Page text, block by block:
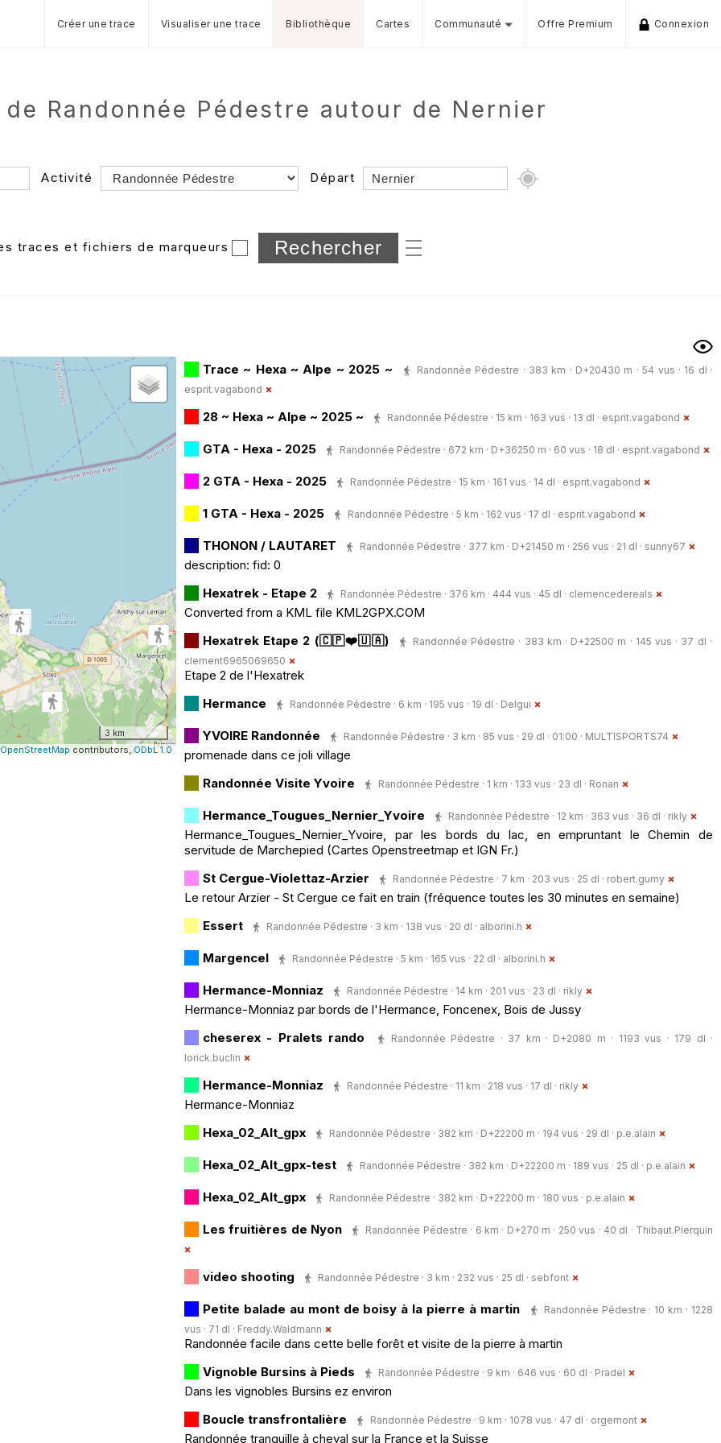
Créer une trace Visualiser une trace Bibliothèque Cartes Communauté Offre Premium Connexion
Randonnée Pédestre autour de Nernier
Activité Départ
Dossier
et sous-dossiers
traces et fichiers de marqueurs
3 km
OpenStreetMap contributors,ODbL 1.0
Trace ~ Hexa ~ Alpe ~ 2025 ~
Randonnée Pédestre · 383 km · D+20430 m · 54 vus · 16 dl ·
esprit.vagabond
28 ~ Hexa ~ Alpe ~ 2025 ~ Randonnée Pédestre · 15 km · 163 vus · 13 dl · esprit.vagabond
GTA - Hexa - 2025 Randonnée Pédestre · 672 km · D+36250 m · 60 vus · 18 dl · esprit.vagabond
2 GTA - Hexa - 2025 Randonnée Pédestre · 15 km · 161 vus · 14 dl · esprit.vagabond
1 GTA - Hexa - 2025 Randonnée Pédestre · 5 km · 162 vus · 17 dl · esprit.vagabond
THONON / LAUTARET Randonnée Pédestre · 377 km · D+21450 m · 256 vus · 21 dl · sunny67
description: fid: 0
Hexatrek - Etape 2
Randonnée Pédestre · 376 km · 444 vus · 45 dl · clemencedereals
Converted from a KML file KML2GPX.COM
Hexatrek Etape 2 (🇨🇵❤️🇺🇦)
Randonnée Pédestre · 383 km · D+22500 m · 145 vus · 37 dl ·
clement6965069650
Etape 2 de l'Hexatrek
Hermance
Randonnée Pédestre · 6 km · 195 vus · 19 dl · Delgui
YVOIRE Randonnée Randonnée Pédestre · 3 km · 85 vus · 29 dl · 01:00 · MULTISPORTS74
promenade dans ce joli village
Randonnée Visite Yvoire
Randonnée Pédestre · 1 km · 133 vus · 23 dl · Ronan
Hermance_Tougues_Nernier_Yvoire Randonnée Pédestre · 12 km · 363 vus · 36 dl · rikly
Hermance_Tougues_Nernier_Yvoire, par les bords du lac, en empruntant le Chemin de
servitude de Marchepied (Cartes Openstreetmap et IGN Fr.)
St Cergue-Violettaz-Arzier
Randonnée Pédestre · 7 km · 203 vus · 25 dl · robert.gumy
Le retour Arzier - St Cergue ce fait en train (fréquence toutes les 30 minutes en semaine)
Essert
Randonnée Pédestre · 3 km · 138 vus · 20 dl · alborini.h
Margencel Randonnée Pédestre · 5 km · 165 vus · 22 dl · alborini.h
Hermance-Monniaz Randonnée Pédestre · 14 km · 201 vus · 23 dl · rikly
Hermance-Monniaz par bords de l'Hermance, Foncenex, Bois de Jussy
cheserex - Pralets rando
Randonnée Pédestre · 37 km · D+2080 m · 1193 vus · 179 dl ·
lorick.buclin
Hermance-Monniaz Randonnée Pédestre · 11 km · 218 vus · 17 dl · rikly
Hermance-Monniaz
Hexa_02_Alt_gpx
Randonnée Pédestre · 382 km · D+22200 m · 194 vus · 29 dl · p.e.alain
Hexa_02_Alt_gpx-test Randonnée Pédestre · 382 km · D+22200 m · 189 vus · 25 dl · p.e.alain
Hexa_02_Alt_gpx Randonnée Pédestre · 382 km · D+22200 m · 180 vus · p.e.alain
Les fruitières de Nyon Randonnée Pédestre · 6 km · D+270 m · 250 vus · 40 dl · Thibaut.Pierquin
video shooting Randonnée Pédestre · 3 km · 232 vus · 25 dl · sebfont
Petite balade au mont de boisy à la pierre à martin
Randonnée Pédestre · 10 km · 1228
vus · 71 dl · Freddy.Waldmann
Randonnée facile dans cette belle forêt et visite de la pierre à martin
Vignoble Bursins à Pieds
Randonnée Pédestre · 9 km · 646 vus · 60 dl · Pradel
Dans les vignobles Bursins ez environ
Boucle transfrontalière
Randonnée Pédestre · 9 km · 1078 vus · 47 dl · orgemont
Randonnée tranquille à cheval sur la France et la Suisse